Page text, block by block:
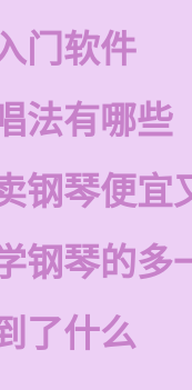
门软件
法有哪些
钢琴便宜
钢琴的多
了什么